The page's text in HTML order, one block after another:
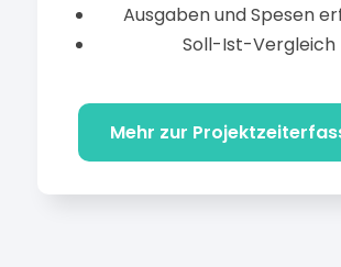
Ausgaben und Spesen
Soll-Ist-Vergleich
Mehr zur